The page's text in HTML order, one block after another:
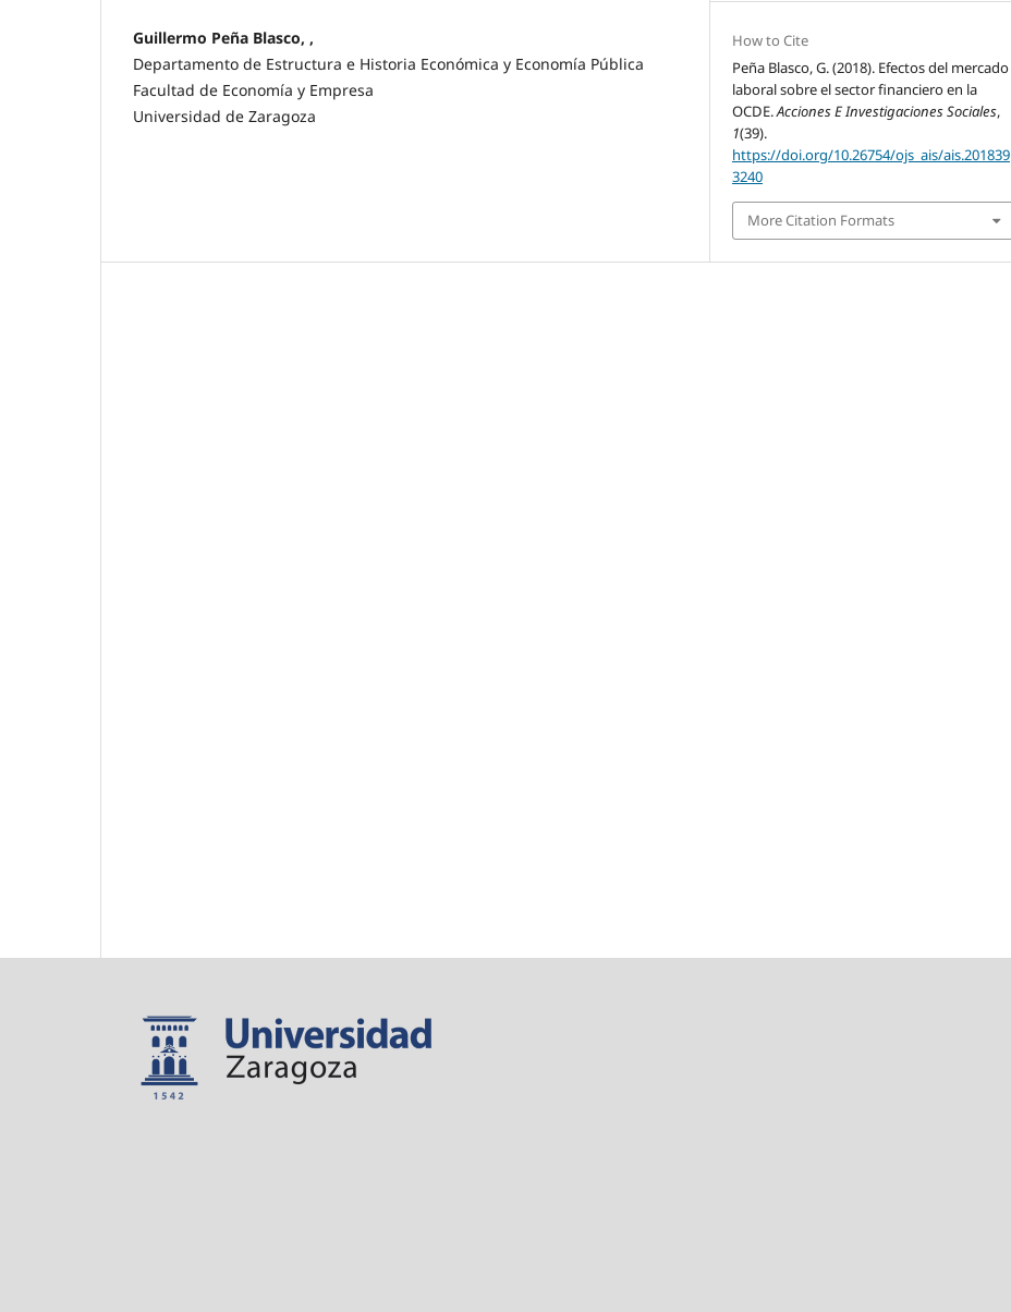
Guillermo Peña Blasco, ,
Departamento de Estructura e Historia Económica y Economía Pública
Facultad de Economía y Empresa
Universidad de Zaragoza
How to Cite
Peña Blasco, G. (2018). Efectos del mercado
laboral sobre el sector financiero en la
OCDE.Acciones E Investigaciones Sociales,
1(39).
https://doi.org/10.26754/ojs_ais/ais.201839
3240
More Citation Formats